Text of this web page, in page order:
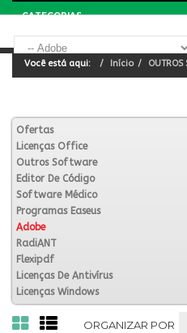
CATEGORIAS
Você está aqui: Início OUTROS
Ofertas
Licenças Office
Outros Software
Editor De Código
Software Médico
Programas Easeus
Adobe
RadiANT
Flexipdf
Licenças De Antivírus
Licenças Windows
ORGANIZAR POR